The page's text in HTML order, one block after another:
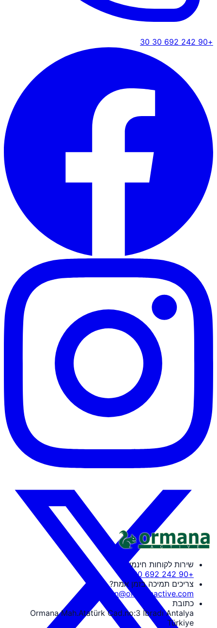
+90 242 692 30 30
שירות לקוחות חינמי
+90 242 692 30 30
צריכים תמיכה בזמן אמת?
tozguven@ormanaactive.com
כתובת
Ormana Mah.Atatürk Cad.no:3 İbradı Antalya
Türkiye